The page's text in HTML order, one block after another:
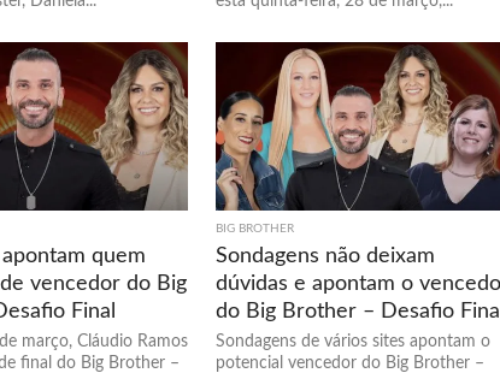
quem
vencedor do Big
Final
março, Cláudio Ramos
final do Big Brother –
BIG BROTHER
Sondagens não deixam
dúvidas e apontam o
do Big Brother – Desafio
Sondagens de vários sites apontam o
potencial vencedor do Big Brother –